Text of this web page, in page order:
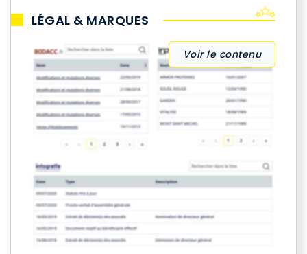
LÉGAL & MARQUES
Voir le contenu